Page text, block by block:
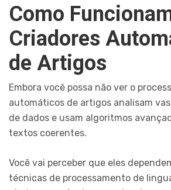
Como
Criadores
de Artigos
Embora você possa não ver o
automáticos de artigos analisam
de dados e usam algoritmos
textos coerentes.
Você vai perceber que eles
técnicas de processamento de